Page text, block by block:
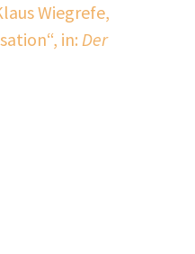
Wiegrefe,
in: Der